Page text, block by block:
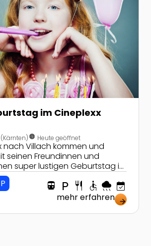
im Cineplexx
nest_clock_farsight_analog Heute geöffnet
nach Villach kommen und
seinen Freundinnen und
super lustigen Geburtstag im
- mit viel Popcorn.
directions_transit local_parking restaurant accessible rainy event_available
mehr erfahren arrow_forward